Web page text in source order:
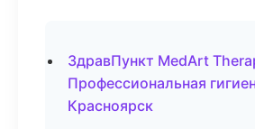
ЗдравПункт MedArt
Профессиональная
Красноярск